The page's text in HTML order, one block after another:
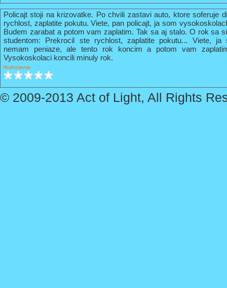
Policajt stoji na krizovatke. Po chvili zastavi auto, ktore soferuje
rychlost, zaplatite pokutu. Viete, pan policajt, ja som
Budem zarabat a potom vam zaplatim. Tak sa aj stalo. O rok sa
studentom: Prekrocil ste rychlost, zaplatite pokutu... Viete,
nemam peniaze, ale tento rok koncim a potom vam
Vysokoskolaci koncili minuly rok.
Hodnotenie:
© 2009-2013 Act of Light, All Rights